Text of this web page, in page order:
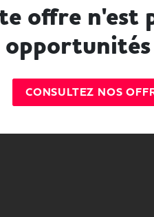
offre n'est
CONSULTEZ NOS